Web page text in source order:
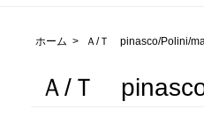
ホーム > Ａ/Ｔ pinasco/Polini/
Ａ/Ｔ